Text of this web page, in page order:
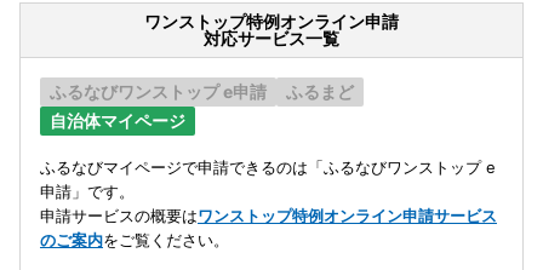
ワンストップ特例オンライン申請
対応サービス一覧
ふるなびワンストップ e申請
ふるまど
自治体マイページ
ふるなびマイページで申請できるのは「ふるなびワンストップ e
申請」です。
申請サービスの概要はワンストップ特例オンライン申請サービス
のご案内をご覧ください。